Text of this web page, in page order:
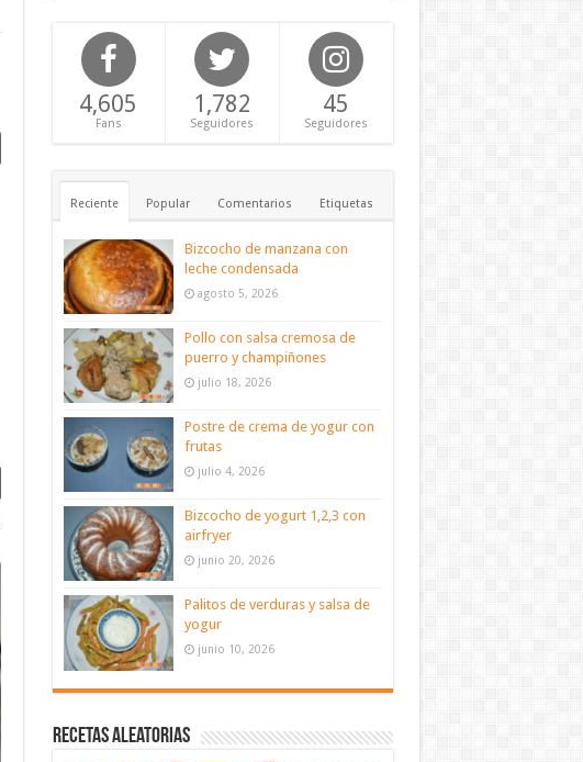
4,605
Fans
1,782
Seguidores
45
Seguidores
Reciente Popular Comentarios Etiquetas
Bizcocho de manzana con
leche condensada
agosto 5, 2026
Pollo con salsa cremosa de
puerro y champiñones
julio 18, 2026
Postre de crema de yogur con
frutas
julio 4, 2026
Bizcocho de yogurt 1,2,3 con
airfryer
junio 20, 2026
Palitos de verduras y salsa de
yogur
junio 10, 2026
Recetas aleatorias